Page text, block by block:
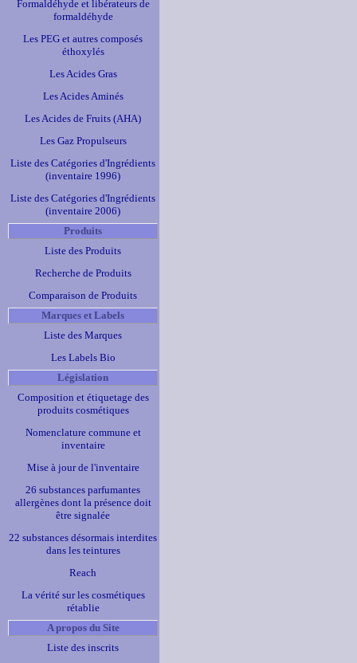
Formaldéhyde et libérateurs de
formaldéhyde
Les PEG et autres composés
éthoxylés
Les Acides Gras
Les Acides Aminés
Les Acides de Fruits (AHA)
Les Gaz Propulseurs
Liste des Catégories d'Ingrédients
(inventaire 1996)
Liste des Catégories d'Ingrédients
(inventaire 2006)
Produits
Liste des Produits
Recherche de Produits
Comparaison de Produits
Marques et Labels
Liste des Marques
Les Labels Bio
Législation
Composition et étiquetage des
produits cosmétiques
Nomenclature commune et
inventaire
Mise à jour de l'inventaire
26 substances parfumantes
allergènes dont la présence doit
être signalée
22 substances désormais interdites
dans les teintures
Reach
La vérité sur les cosmétiques
rétablie
A propos du Site
Liste des inscrits